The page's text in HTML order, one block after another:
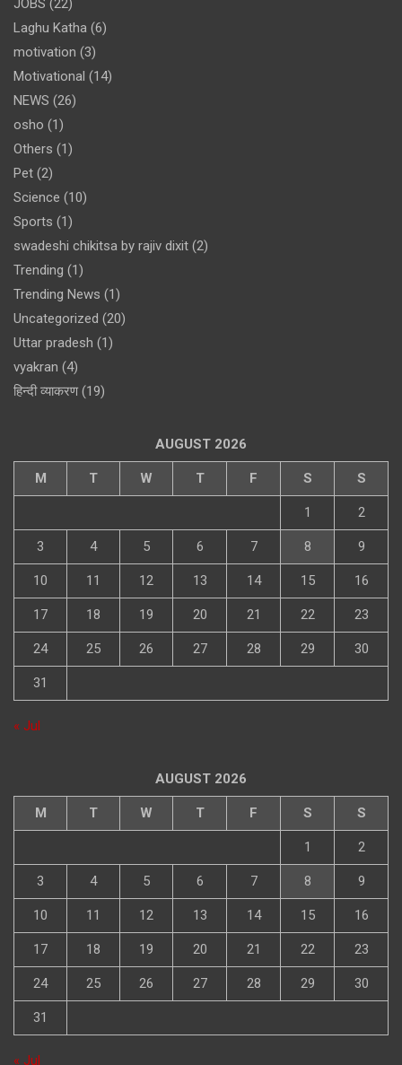
JOBS (22)
Laghu Katha (6)
motivation (3)
Motivational (14)
NEWS (26)
osho (1)
Others (1)
Pet (2)
Science (10)
Sports (1)
swadeshi chikitsa by rajiv dixit (2)
Trending (1)
Trending News (1)
Uncategorized (20)
Uttar pradesh (1)
vyakran (4)
हिन्दी व्याकरण(19)
AUGUST 2026
M T W T F S S
1 2
3 4 5 6 7 8 9
10 11 12 13 14 15 16
17 18 19 20 21 22 23
24 25 26 27 28 29 30
31
« Jul
AUGUST 2026
M T W T F S S
1 2
3 4 5 6 7 8 9
10 11 12 13 14 15 16
17 18 19 20 21 22 23
24 25 26 27 28 29 30
31
« Jul